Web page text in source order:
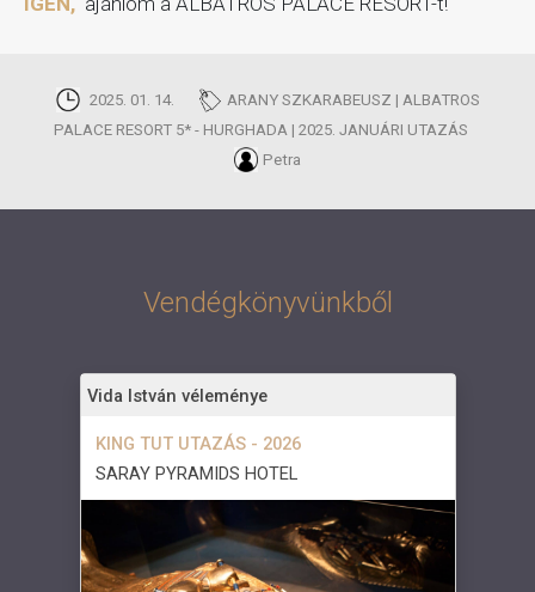
2025. 01. 14.
ARANY SZKARABEUSZ | ALBATROS
PALACE RESORT 5* - HURGHADA | 2025. JANUÁRI UTAZÁS
Petra
Vendégkönyvünkből
Vida István véleménye
KING TUT UTAZÁS - 2026
SARAY PYRAMIDS HOTEL